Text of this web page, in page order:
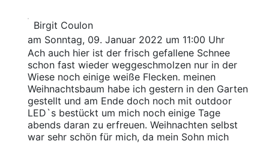
Birgit Coulon
am Sonntag, 09. Januar 2022 um 11:00 Uhr
Ach auch hier ist der frisch gefallene Schnee
schon fast wieder weggeschmolzen nur in der
Wiese noch einige weiße Flecken. meinen
Weihnachtsbaum habe ich gestern in den Garten
gestellt und am Ende doch noch mit outdoor
LED`s bestückt um mich noch einige Tage
abends daran zu erfreuen. Weihnachten selbst
war sehr schön für mich, da mein Sohn mich